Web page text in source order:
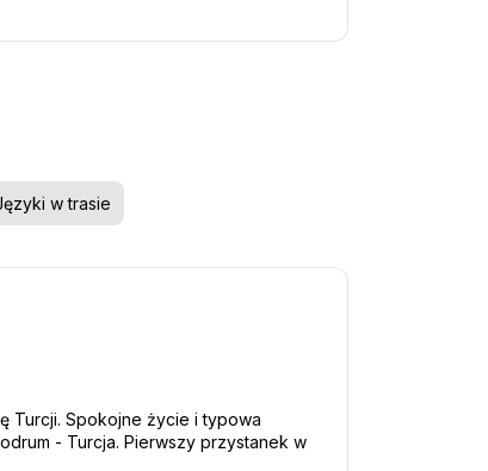
w trasie
Turcji. Spokojne życie i typowa
- Turcja. Pierwszy przystanek w